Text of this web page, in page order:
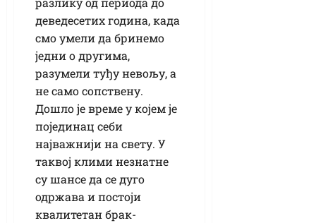
деведесетих година, када
смо умели да бринемо
једни о другима,
разумели туђу невољу, а
не само сопствену.
Дошло је време у којем је
појединац себи
најважнији на свету. У
таквој клими незнатне
су шансе да се дуго
одржава и постоји
квалитетан брак-